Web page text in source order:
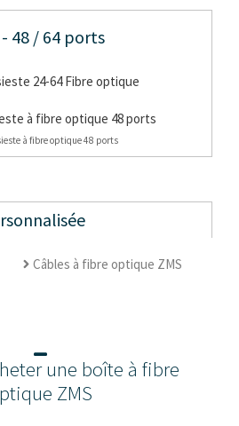
48 / 64 ports
à fibre optique 48 ports
Câbles à fibre optique ZMS
une boîte à fibre
ZMS